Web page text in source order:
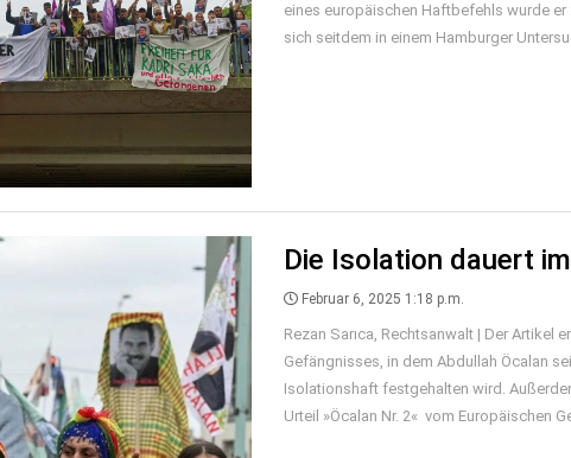
eines europäischen Haftbefehls wurde
sich seitdem in einem Hamburger
Die Isolation dauert
Februar 6, 2025 1:18 p.m.
Rezan Sarıca, Rechtsanwalt | Der Artikel
Gefängnisses, in dem Abdullah Öcalan
Isolationshaft festgehalten wird.
Urteil »Öcalan Nr. 2« vom Europäischen